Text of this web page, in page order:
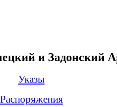
и Задонский
Указы
Распоряжения